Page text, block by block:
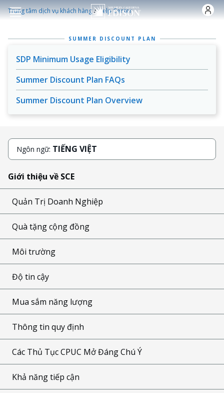
Nhảy đến nội dung
Trung tâm dịch vụ khách hàng /Help Center
SUMMER DISCOUNT PLAN
SDP Minimum Usage Eligibility
Summer Discount Plan FAQs
Summer Discount Plan Overview
Ngôn ngữ: TIẾNG VIỆT
Giới thiệu về SCE
Quản Trị Doanh Nghiệp
Quà tặng cộng đồng
Môi trường
Độ tin cậy
Mua sắm năng lượng
Thông tin quy định
Các Thủ Tục CPUC Mở Đáng Chú Ý
Khả năng tiếp cận